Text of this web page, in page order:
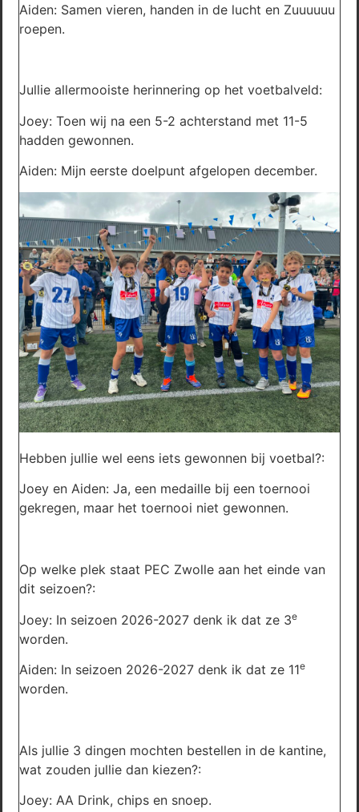
Aiden: Samen vieren, handen in de lucht en Zuuuuuu
roepen.
Jullie allermooiste herinnering op het voetbalveld:
Joey: Toen wij na een 5-2 achterstand met 11-5
hadden gewonnen.
Aiden: Mijn eerste doelpunt afgelopen december.
Hebben jullie wel eens iets gewonnen bij voetbal?:
Joey en Aiden: Ja, een medaille bij een toernooi
gekregen, maar het toernooi niet gewonnen.
Op welke plek staat PEC Zwolle aan het einde van
dit seizoen?:
Joey: In seizoen 2026-2027 denk ik dat ze 3e
worden.
Aiden: In seizoen 2026-2027 denk ik dat ze 11e
worden.
Als jullie 3 dingen mochten bestellen in de kantine,
wat zouden jullie dan kiezen?:
Joey: AA Drink, chips en snoep.